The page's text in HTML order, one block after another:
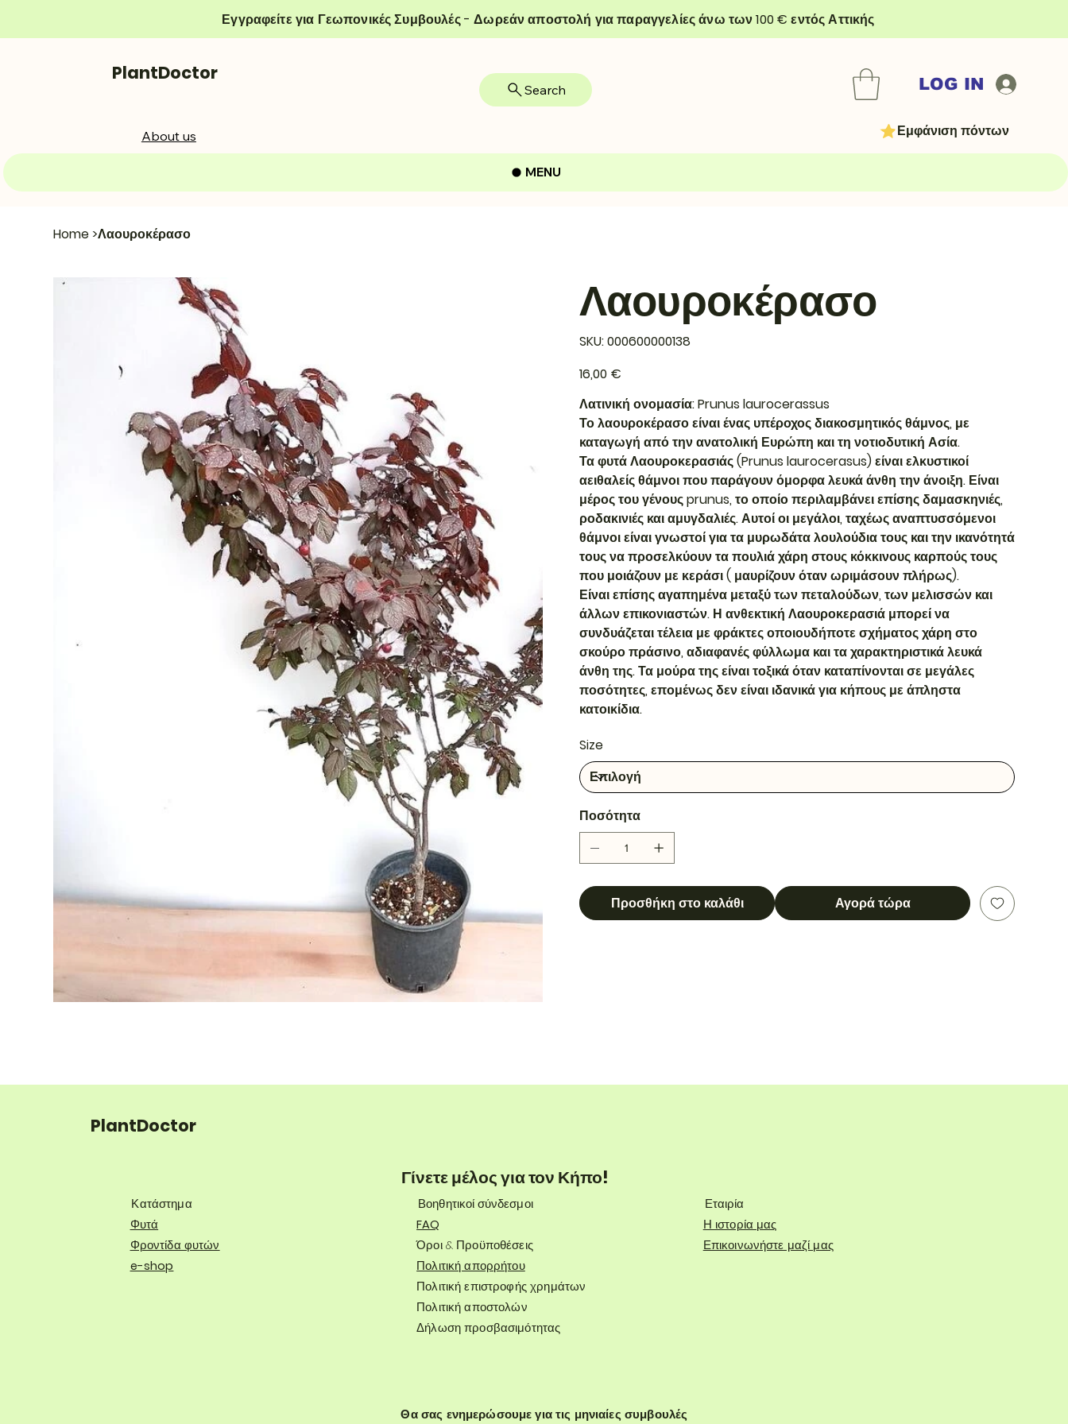
Home >Λαουροκέρασο
Λαουροκέρασο
SKU: 000600000138
000600000138
16,00 €
Λατινική ονομασία: Prunus laurocerassus
Το λαουροκέρασο είναι ένας υπέροχος διακοσμητικός θάμνος, με
καταγωγή από την ανατολική Ευρώπη και τη νοτιοδυτική Ασία.
Τα φυτά Λαουροκερασιάς (Prunus laurocerasus) είναι ελκυστικοί
αειθαλείς θάμνοι που παράγουν όμορφα λευκά άνθη την άνοιξη. Είναι
μέρος του γένους prunus, το οποίο περιλαμβάνει επίσης δαμασκηνιές,
ροδακινιές και αμυγδαλιές. Αυτοί οι μεγάλοι, ταχέως αναπτυσσόμενοι
θάμνοι είναι γνωστοί για τα μυρωδάτα λουλούδια τους και την ικανότητά
τους να προσελκύουν τα πουλιά χάρη στους κόκκινους καρπούς τους
που μοιάζουν με κεράσι ( μαυρίζουν όταν ωριμάσουν πλήρως).
Είναι επίσης αγαπημένα μεταξύ των πεταλούδων, των μελισσών και
άλλων επικονιαστών. Η ανθεκτική Λαουροκερασιά μπορεί να
συνδυάζεται τέλεια με φράκτες οποιουδήποτε σχήματος χάρη στο
σκούρο πράσινο, αδιαφανές φύλλωμα και τα χαρακτηριστικά λευκά
άνθη της. Τα μούρα της είναι τοξικά όταν καταπίνονται σε μεγάλες
ποσότητες, επομένως δεν είναι ιδανικά για κήπους με άπληστα
κατοικίδια.
Size
Ποσότητα
Προσθήκη στο καλάθι Αγορά τώρα
Εγγραφείτε για Γεωπονικές Συμβουλές - Δωρεάν αποστολή για παραγγελίες άνω των 100 € εντός Αττικής
PlantDoctor
Search
MENU
LOG IN
About us Εμφάνιση πόντων
PlantDoctor
Γίνετε μέλος για τον Κήπο!
Κατάστημα
Φυτά
Φροντίδα φυτών
e-shop
Βοηθητικοί σύνδεσμοι
FAQ
Όροι & Προϋποθέσεις
Πολιτική απορρήτου
Πολιτική επιστροφής χρημάτων
Πολιτική αποστολών
Δήλωση προσβασιμότητας
Εταιρία
Η ιστορία μας
Επικοινωνήστε μαζί μας
Θα σας ενημερώσουμε για τις μηνιαίες συμβουλές